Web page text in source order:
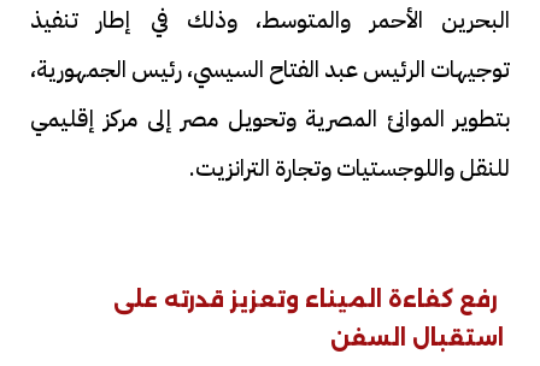
البحرين الأحمر والمتوسط، وذلك في إطار تنفيذ
توجيهات الرئيس عبد الفتاح السيسي، رئيس الجمهورية،
بتطوير الموانئ المصرية وتحويل مصر إلى مركز إقليمي
للنقل واللوجستيات وتجارة الترانزيت.
رفع كفاءة الميناء وتعزيز قدرته على
استقبال السفن